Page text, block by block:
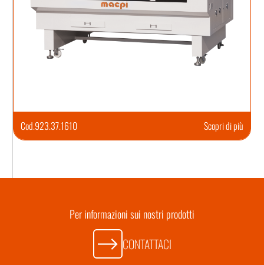
Cod.923.37.1610 Scopri di più
Per informazioni sui nostri prodotti
CONTATTACI